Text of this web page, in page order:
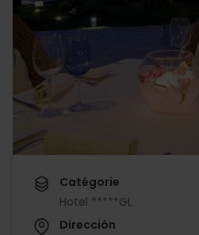
Catégorie
Hotel *****GL
Dirección